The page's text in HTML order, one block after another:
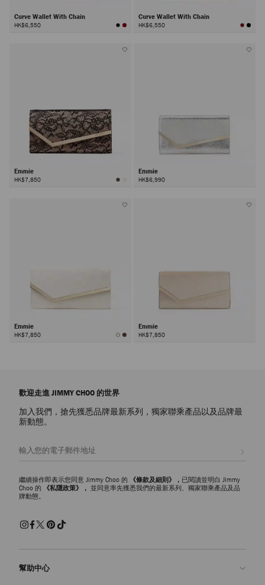
Curve Wallet With Chain
HK$6,550
Curve Wallet With Chain
HK$6,550
Emmie
HK$7,850
Emmie
HK$6,990
Emmie
HK$7,850
Emmie
HK$7,850
歡迎走進 JIMMY CHOO 的世界
加入我們，搶先獲悉品牌最新系列，獨家聯乘產品以及品牌最
新動態。
繼續操作即表示您同意 Jimmy Choo 的 《條款及細則》， 已閱讀並明白 Jimmy
Choo 的
《私隱政策》， 並同意率先獲悉我們的最新系列、獨家聯乘產品及品
牌動態。
幫助中心